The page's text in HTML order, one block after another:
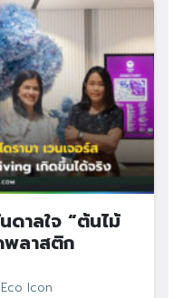
ดาลใจ “ต้นไม้
พลาสติก
Eco Icon